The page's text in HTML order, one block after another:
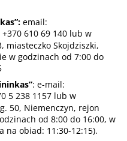
email:
+370 610 69 140 lub w
miasteczko Skojdziszki,
w godzinach od 7:00 do
: e-mail:
5 238 1157 lub w
50, Niemenczyn, rejon
od 8:00 do 16:00, w
na obiad: 11:30-12:15).